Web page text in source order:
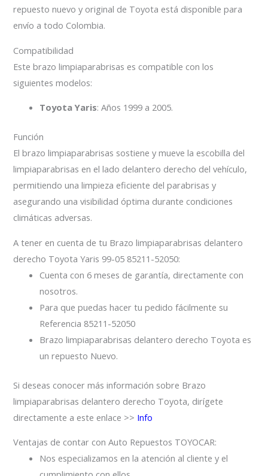
repuesto nuevo y original de Toyota está disponible para
envío a todo Colombia.
Compatibilidad
Este brazo limpiaparabrisas es compatible con los
siguientes modelos:
Toyota Yaris: Años 1999 a 2005.
Función
El brazo limpiaparabrisas sostiene y mueve la escobilla del
limpiaparabrisas en el lado delantero derecho del vehículo,
permitiendo una limpieza eficiente del parabrisas y
asegurando una visibilidad óptima durante condiciones
climáticas adversas.
A tener en cuenta de tu Brazo limpiaparabrisas delantero
derecho Toyota Yaris 99-05 85211-52050:
Cuenta con 6 meses de garantía, directamente con
nosotros.
Para que puedas hacer tu pedido fácilmente su
Referencia 85211-52050
Brazo limpiaparabrisas delantero derecho Toyota es
un repuesto Nuevo.
Si deseas conocer más información sobre Brazo
limpiaparabrisas delantero derecho Toyota, dirígete
directamente a este enlace >> Info
Ventajas de contar con Auto Repuestos TOYOCAR:
Nos especializamos en la atención al cliente y el